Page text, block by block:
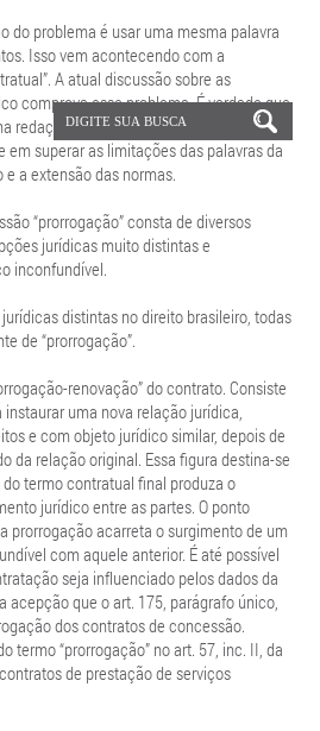
do problema é usar uma mesma palavra
Isso vem acontecendo com a
A atual discussão sobre as
comprova esse problema. É verdade que
redação legislativa. Mas uma das tarefas
superar as limitações das palavras da
a extensão das normas.
“prorrogação” consta de diversos
jurídicas muito distintas e
inconfundível.
distintas no direito brasileiro, todas
de “prorrogação”.
renovação” do contrato. Consiste
uma nova relação jurídica,
e com objeto jurídico similar, depois de
da relação original. Essa figura destina-se
termo contratual final produza o
jurídico entre as partes. O ponto
prorrogação acarreta o surgimento de um
com aquele anterior. É até possível
seja influenciado pelos dados da
acepção que o art. 175, parágrafo único,
dos contratos de concessão.
termo “prorrogação” no art. 57, inc. II, da
de prestação de serviços